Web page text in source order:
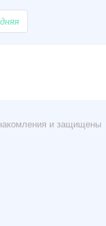
и защищены